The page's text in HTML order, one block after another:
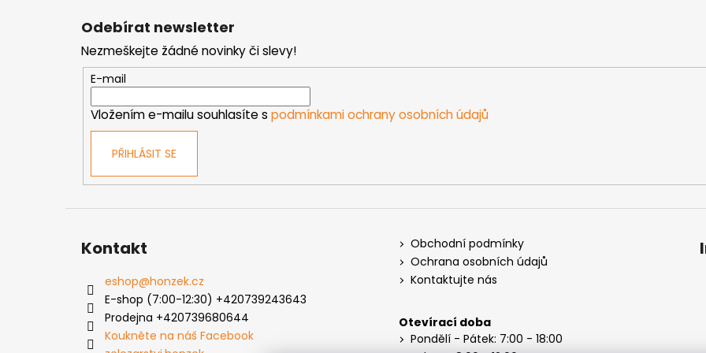
Odebírat newsletter
Nezmeškejte žádné novinky či slevy!
E-mail
Vložením e-mailu souhlasíte s podmínkami ochrany osobních údajů
PŘIHLÁSIT SE
Kontakt
eshop@honzek.cz
E-shop (7:00-12:30) +420739243643
Prodejna +420739680644
Koukněte na náš Facebook
Obchodní podmínky
Ochrana osobních údajů
Kontaktujte nás
Otevírací doba
Pondělí - Pátek: 7:00 - 18:00